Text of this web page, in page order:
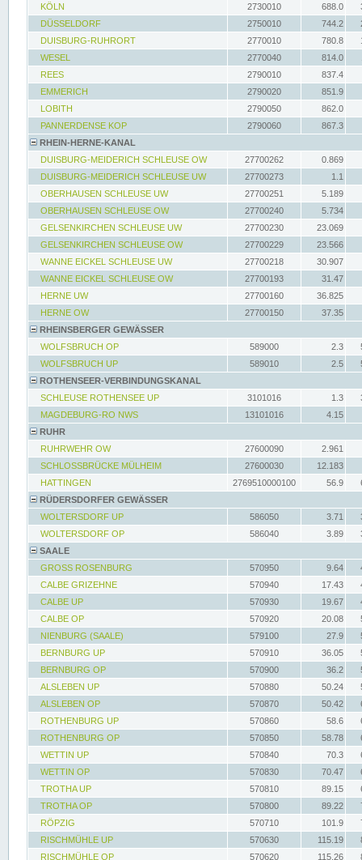
KÖLN
2730010 688.0
DÜSSELDORF
2750010 744.2
DUISBURG-RUHRORT
2770010 780.8
WESEL
2770040 814.0
REES
2790010
837.4
EMMERICH
2790020
851.9
LOBITH
2790050
862.0
PANNERDENSE KOP
2790060
867.3
RHEIN-HERNE-KANAL
DUISBURG-MEIDERICH SCHLEUSE OW
27700262
0.869
DUISBURG-MEIDERICH SCHLEUSE UW
27700273
1.1
OBERHAUSEN SCHLEUSE UW
27700251
5.189
OBERHAUSEN SCHLEUSE OW
27700240
5.734
GELSENKIRCHEN SCHLEUSE UW
27700230
23.069
GELSENKIRCHEN SCHLEUSE OW
27700229
23.566
WANNE EICKEL SCHLEUSE UW
27700218
30.907
WANNE EICKEL SCHLEUSE OW
27700193
31.47
HERNE UW
27700160
36.825
HERNE OW
27700150
37.35
RHEINSBERGER GEWÄSSER
WOLFSBRUCH OP
589000 2.3
WOLFSBRUCH UP
589010 2.5
ROTHENSEER-VERBINDUNGSKANAL
SCHLEUSE ROTHENSEE UP
3101016 1.3
MAGDEBURG-RO NWS
13101016
4.15
RUHR
RUHRWEHR OW
27600090
2.961
SCHLOSSBRÜCKE MÜLHEIM
27600030
12.183
HATTINGEN
2769510000100 56.9
RÜDERSDORFER GEWÄSSER
WOLTERSDORF UP
586050 3.71
WOLTERSDORF OP
586040 3.89
SAALE
GROSS ROSENBURG
570950 9.64
CALBE GRIZEHNE
570940 17.43
CALBE UP
570930 19.67
CALBE OP
570920 20.08
NIENBURG (SAALE)
579100 27.9
BERNBURG UP
570910 36.05
BERNBURG OP
570900 36.2
ALSLEBEN UP
570880 50.24
ALSLEBEN OP
570870 50.42
ROTHENBURG UP
570860 58.6
ROTHENBURG OP
570850 58.78
WETTIN UP
570840 70.3
WETTIN OP
570830 70.47
TROTHA UP
570810 89.15
TROTHA OP
570800 89.22
RÖPZIG
570710 101.9
RISCHMÜHLE UP
570630 115.19
RISCHMÜHLE OP
570620 115.26